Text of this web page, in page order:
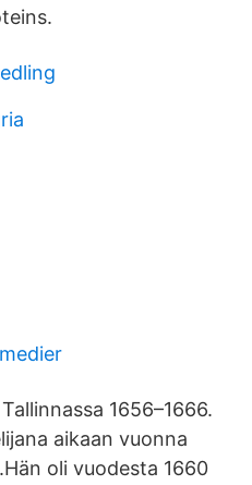
1656–1666.
aikaan vuonna
oli vuodesta 1660